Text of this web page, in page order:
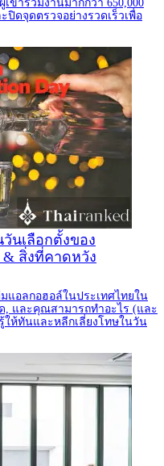
ข้าร่วมงานมากกว่า 650,000
ดจุดตรวจอย่างรวดเร็วเพื่อ
นเลือกตั้งของ
& สิ่งที่คาดหวัง
มแอลกอฮอล์ในประเทศไทยใน
, และคุณสามารถทำอะไร (และ
ให้ทันและหลีกเลี่ยงโทษในวัน